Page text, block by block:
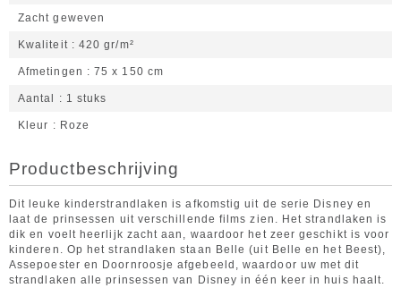
Zacht geweven
Kwaliteit 420 gr/m²
Afmetingen 75 x 150 cm
Aantal 1 stuks
Kleur Roze
Productbeschrijving
Dit leuke kinderstrandlaken is afkomstig uit de serie Disney en
laat de prinsessen uit verschillende films zien. Het strandlaken is
dik en voelt heerlijk zacht aan, waardoor het zeer geschikt is voor
kinderen. Op het strandlaken staan Belle (uit Belle en het Beest),
Assepoester en Doornroosje afgebeeld, waardoor uw met dit
strandlaken alle prinsessen van Disney in één keer in huis haalt.